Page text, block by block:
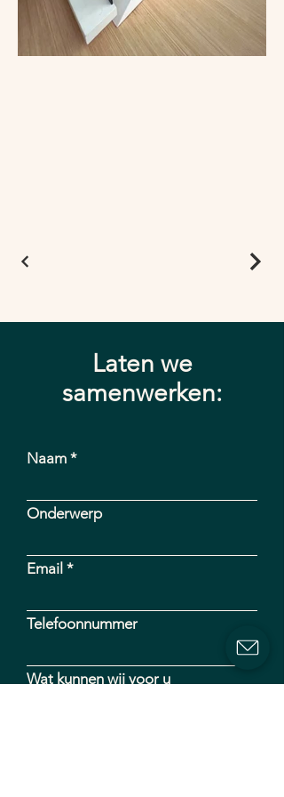
Laten we
samenwerken:
Naam
Onderwerp
Email
Telefoonnummer
Wat kunnen wij voor u